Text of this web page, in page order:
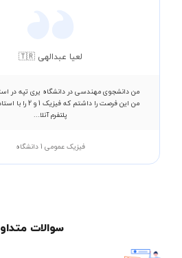
لعیا عبدالهی 🇹🇷
من دانشجوی مهندسی در دانشگاه یری تپه در
من این فرصت را داشتم که
پلتفرم آنلا...
فیزیک عمومی 1 دانشگاه
سوالات